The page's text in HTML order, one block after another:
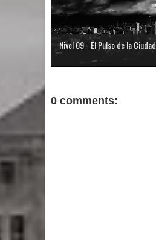
Nivel 09 - El Pulso de la Ciudad
0 comments: